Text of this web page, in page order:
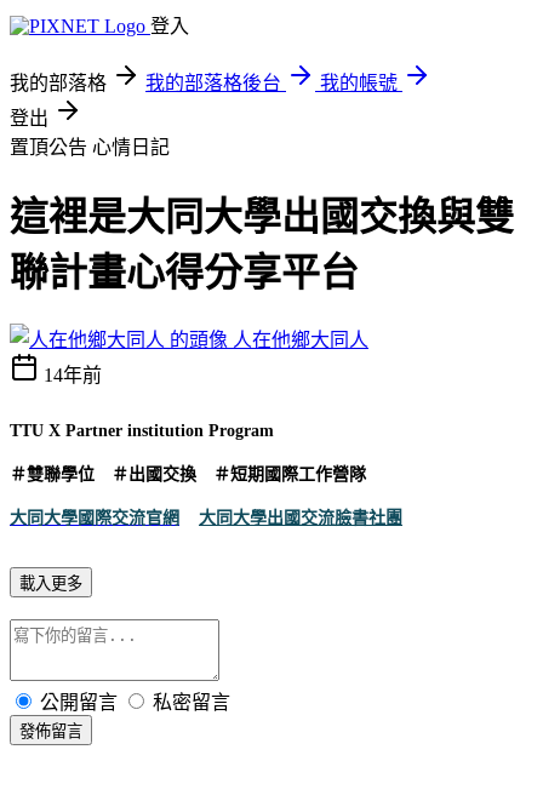
登入
我的部落格 我的部落格後台
我的帳號
登出
置頂公告 心情日記
這裡是大同大學出國交換與雙
聯計畫心得分享平台
人在他鄉大同人
14年前
TTU X Partner institution Program
＃雙聯學位 ＃出國交換 ＃短期國際工作營隊
大同大學國際交流官網 大同大學出國交流臉書社團
載入更多
公開留言 私密留言
發佈留言